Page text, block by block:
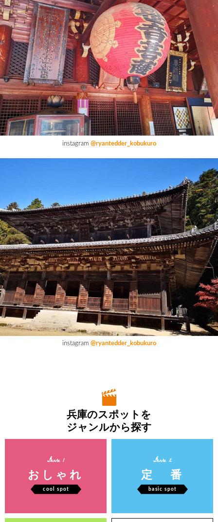
instagram @ryantedder_kobukuro
instagram @ryantedder_kobukuro
兵庫のスポットを
ジャンルから探す
Genre 1
おしゃれ
cool spot
Genre 2
定 番
basic spot